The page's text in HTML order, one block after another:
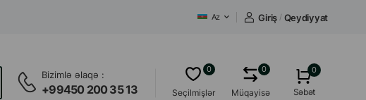
Az Giriş / Qeydiyyat
Bizimlə əlaqə :
+99450 200 35 13 Seçilmişlər
0
Müqayisə
0 0
Səbət